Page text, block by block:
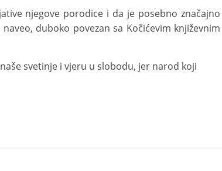
njegove porodice i da je posebno značajno
duboko povezan sa Kočićevim književnim
svetinje i vjeru u slobodu, jer narod koji